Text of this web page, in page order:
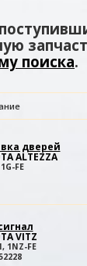
поиска.
дверей
ALTEZZA
FE
VITZ
1NZ-FE